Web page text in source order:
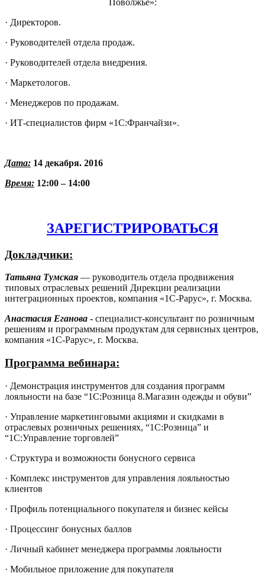
· Директоров.
· Руководителей отдела продаж.
· Руководителей отдела внедрения.
· Маркетологов.
· Менеджеров по продажам.
· ИТ-специалистов фирм «1С:Франчайзи».
Дата: 14 декабря. 2016
Время: 12:00 – 14:00
ЗАРЕГИСТРИРОВАТЬСЯ
Докладчики:
Татьяна Тумская — руководитель отдела продвижения
типовых отраслевых решений Дирекции реализации
интеграционных проектов, компания «1С-Рарус», г. Москва.
Анастасия Еганова - специалист-консультант по розничным
решениям и программным продуктам для сервисных центров,
компания «1С-Рарус», г. Москва.
Программа вебинара:
· Демонстрация инструментов для создания программ
лояльности на базе “1С:Розница 8.Магазин одежды и обуви”
· Управление маркетинговыми акциями и скидками в
отраслевых розничных решениях, “1С:Розница” и
“1С:Управление торговлей”
· Структура и возможности бонусного сервиса
· Комплекс инструментов для управления лояльностью
клиентов
· Профиль потенциального покупателя и бизнес кейсы
· Процессинг бонусных баллов
· Личный кабинет менеджера программы лояльности
· Мобильное приложение для покупателя